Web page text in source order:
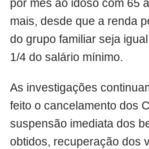
por mês ao idoso com 65
mais, desde que a renda
do grupo familiar seja
1/4 do salário mínimo.
As investigações
feito o cancelamento dos
suspensão imediata dos
obtidos, recuperação dos